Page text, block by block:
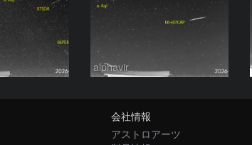
alphavir
会社情報
アストロアーツ